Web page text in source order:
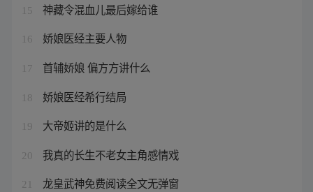
15 神藏令混血儿最后嫁给谁
16 娇娘医经主要人物
17 首辅娇娘 偏方方讲什么
18 娇娘医经希行结局
19 大帝姬讲的是什么
20 我真的长生不老女主角感情戏
21 龙皇武神免费阅读全文无弹窗